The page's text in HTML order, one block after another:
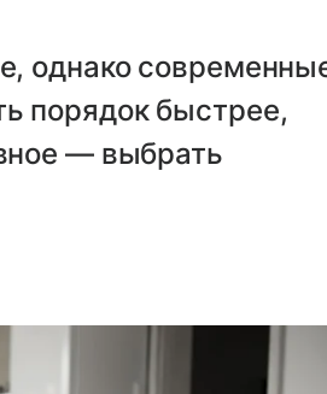
однако
порядок быстрее,
— выбрать